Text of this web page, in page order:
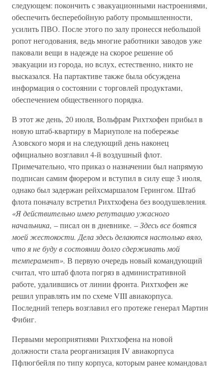
следующем: покончить с эвакуационными настроениями,
обеспечить бесперебойную работу промышленности,
усилить ПВО. После этого по залу пронесся небольшой
ропот негодования, ведь многие работники заводов уже
паковали вещи в надежде на скорое решение об
эвакуации из города, но вслух, естественно, никто не
высказался. На партактиве также была обсуждена
информация о состоянии с торговлей продуктами,
обеспечением общественного порядка.
В этот же день, 20 июля, Вольфрам Рихтхофен прибыл в
новую штаб-квартиру в Мариуполе на побережье
Азовского моря и на следующий день наконец
официально возглавил 4-й воздушный флот.
Примечательно, что приказ о назначении был напрямую
подписан самим фюрером и вступил в силу еще 3 июля,
однако был задержан рейхсмаршалом Герингом. Штаб
флота поначалу встретил Рихтхофена без воодушевления.
«Я действительно имею репутацию ужасного
начальника, – писал он в дневнике. –Здесь все боятся
моей жестокости. Дела здесь делаются настолько вяло,
что я не буду в состоянии долго сдерживать мой
темперамент». В первую очередь новый командующий
считал, что штаб флота погряз в административной
работе, удалившись от линии фронта. Рихтхофен же
решил управлять им по схеме VIII авиакорпуса.
Последний теперь возглавил его протеже генерал Мартин
Фибиг.
Первыми мероприятиями Рихтхофена на новой
должности стала реорганизация IV авиакорпуса
Пфлюгбейля по типу корпуса, которым ранее командовал